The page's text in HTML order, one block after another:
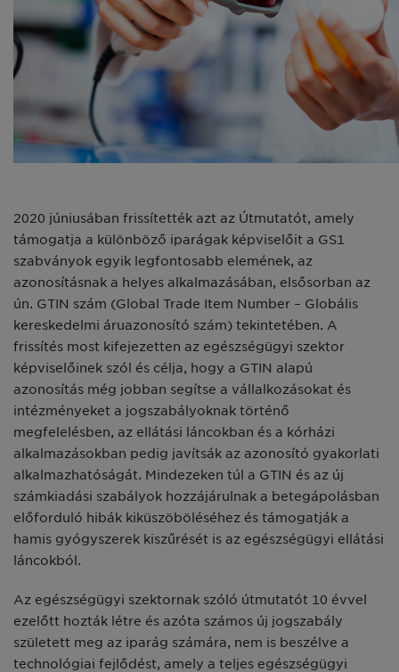
2020 júniusában frissítették azt az Útmutatót, amely
támogatja a különböző iparágak képviselőit a GS1
szabványok egyik legfontosabb elemének, az
azonosításnak a helyes alkalmazásában, elsősorban az
ún. GTIN szám (Global Trade Item Number – Globális
kereskedelmi áruazonosító szám) tekintetében. A
frissítés most kifejezetten az egészségügyi szektor
képviselőinek szól és célja, hogy a GTIN alapú
azonosítás még jobban segítse a vállalkozásokat és
intézményeket a jogszabályoknak történő
megfelelésben, az ellátási láncokban és a kórházi
alkalmazásokban pedig javítsák az azonosító gyakorlati
alkalmazhatóságát. Mindezeken túl a GTIN és az új
számkiadási szabályok hozzájárulnak a betegápolásban
előforduló hibák kiküszöböléséhez és támogatják a
hamis gyógyszerek kiszűrését is az egészségügyi ellátási
láncokból.
Az egészségügyi szektornak szóló útmutatót 10 évvel
ezelőtt hozták létre és azóta számos új jogszabály
született meg az iparág számára, nem is beszélve a
technológiai fejlődést, amely a teljes egészségügyi